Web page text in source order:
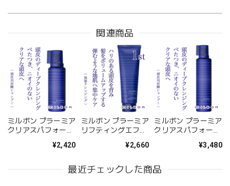
関連商品
ミルボン プラーミア
クリアスパフォーム
¥2,420
ミルボン プラーミア
リフティングエフェ
¥2,660
ミルボン プラーミア
クリアスパフォーム
¥3,480
最近チェックした商品